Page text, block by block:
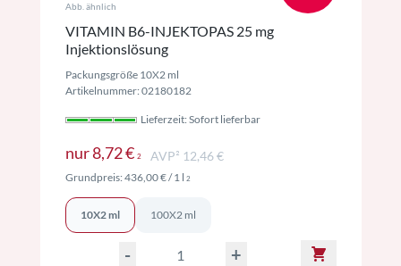
Abb. ähnlich
VITAMIN B6-INJEKTOPAS 25 mg
Injektionslösung
Packungsgröße 10X2 ml
Artikelnummer: 02180182
Lieferzeit: Sofort lieferbar
nur8,72 € 2Preise inkl. MwSt. ggf. zzgl. Versand
AVP² 12,46 €
Grundpreis:436,00 €/ 1 l 2Preise inkl. MwSt. ggf. zzgl. Versand
10X2 ml 100X2 ml
- +